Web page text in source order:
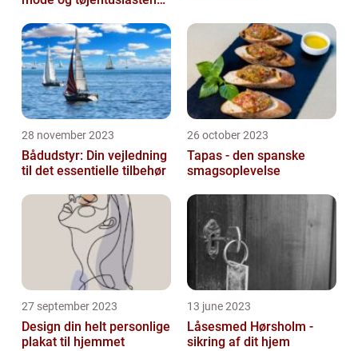
28 november 2023
Bådudstyr: Din vejledning
til det essentielle tilbehør
26 october 2023
Tapas - den spanske
smagsoplevelse
27 september 2023
Design din helt personlige
plakat til hjemmet
13 june 2023
Låsesmed Hørsholm -
sikring af dit hjem